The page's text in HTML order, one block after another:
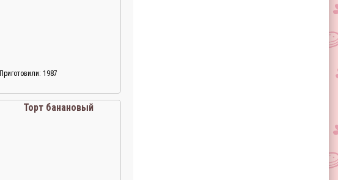
Приготовили: 1987
Торт банановый